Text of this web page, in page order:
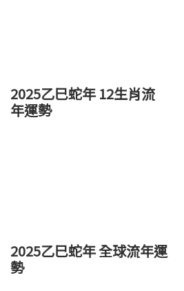
2025乙巳蛇年 12生肖流
年運勢
2025乙巳蛇年 全球流年運
勢